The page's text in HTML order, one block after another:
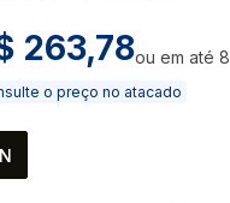
263,78ou em até8
o preço no atacado